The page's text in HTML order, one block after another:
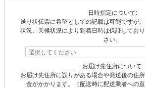
日時指定について:
送り状伝票に希望としての記載は可能ですが
状況、天候状況により到着日時は保証してお
さい。
お届け先住所について:
お届け先住所に誤りがある場合や発送後の住
金がかかります。（配送時に配送業者への直